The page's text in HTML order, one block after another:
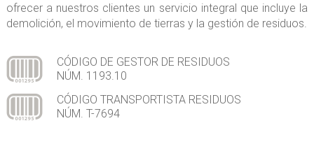
ofrecer a nuestros clientes un servicio integral que incluye la
demolición, el movimiento de tierras y la gestión de residuos.
CÓDIGO DE GESTOR DE RESIDUOS
NÚM. 1193.10
CÓDIGO TRANSPORTISTA RESIDUOS
NÚM. T-7694